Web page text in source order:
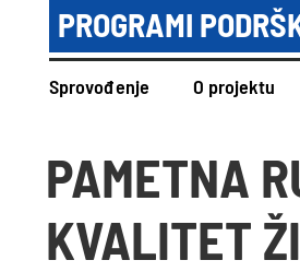
PROGRAMI
Sprovođenje O projektu
PAMETNA
KVALITET